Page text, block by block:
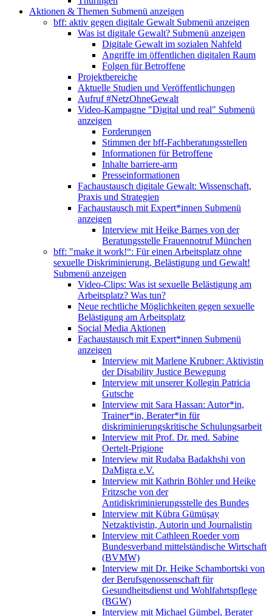
Aktionen & Themen Submenü anzeigen
bff: aktiv gegen digitale Gewalt Submenü anzeigen
Was ist digitale Gewalt? Submenü anzeigen
Digitale Gewalt im sozialen Nahfeld
Angriffe im öffentlichen digitalen Raum
Folgen für Betroffene
Projektbereiche
Aktuelle Studien und Veröffentlichungen
Aufruf #NetzOhneGewalt
Video-Kampagne "Digital und real" Submenü
anzeigen
Forderungen
Stimmen der bff-Fachberatungsstellen
Informationen für Betroffene
Inhalte barriere-arm
Presseinformationen
Fachaustausch digitale Gewalt: Wissenschaft,
Praxis und Strategien
Fachaustausch mit Expert*innen Submenü
anzeigen
Interview mit Heike Barnes von der
Beratungsstelle Frauennotruf München
bff: "make it work!“: Für einen Arbeitsplatz ohne
sexuelle Diskriminierung, Belästigung und Gewalt!
Submenü anzeigen
Video-Clips: Was ist sexuelle Belästigung am
Arbeitsplatz? Was tun?
Neue rechtliche Möglichkeiten gegen sexuelle
Belästigung am Arbeitsplatz
Social Media Aktionen
Fachaustausch mit Expert*innen Submenü
anzeigen
Interview mit Marlene Krubner: Aktivistin
der Disability Justice Bewegung
Interview mit unserer Kollegin Patricia
Gutsche
Interview mit Sara Hassan: Autor*in,
Trainer*in, Berater*in für
diskriminierungskritische Schulungsarbeit
Interview mit Prof. Dr. med. Sabine
Oertelt-Prigione
Interview mit Rudaba Badakhshi von
DaMigra e.V.
Interview mit Kathrin Böhler und Heike
Fritzsche von der
Antidiskriminierungsstelle des Bundes
Interview mit Kübra Gümüşay
Netzaktivistin, Autorin und Journalistin
Interview mit Cathleen Roeder vom
Bundesverband mittelständische Wirtschaft
(BVMW)
Interview mit Dr. Heike Schambortski von
der Berufsgenossenschaft für
Gesundheitsdienst und Wohlfahrtspflege
(BGW)
Interview mit Michael Gümbel, Berater